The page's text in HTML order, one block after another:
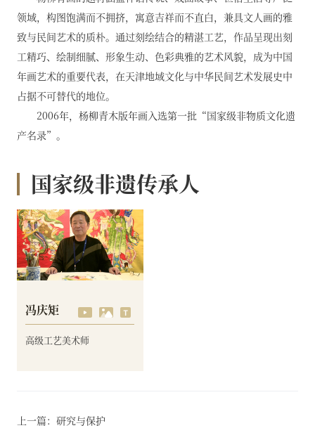
领域，构图饱满而不拥挤，寓意吉祥而不直白，兼具文人画的雅
致与民间艺术的质朴。通过刻绘结合的精湛工艺，作品呈现出刻
工精巧、绘制细腻、形象生动、色彩典雅的艺术风貌，成为中国
年画艺术的重要代表，在天津地域文化与中华民间艺术发展史中
占据不可替代的地位。
2006年，杨柳青木版年画入选第一批“国家级非物质文化遗
产名录”。
国家级非遗传承人
冯庆矩
高级工艺美术师
上一篇：研究与保护